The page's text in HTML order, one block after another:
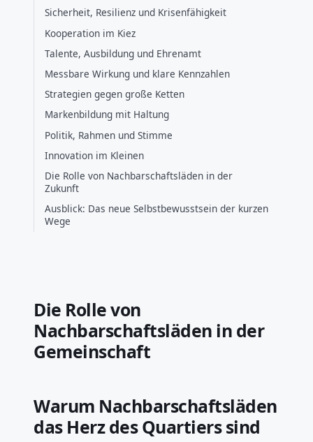
Sicherheit, Resilienz und Krisenfähigkeit
Kooperation im Kiez
Talente, Ausbildung und Ehrenamt
Messbare Wirkung und klare Kennzahlen
Strategien gegen große Ketten
Markenbildung mit Haltung
Politik, Rahmen und Stimme
Innovation im Kleinen
Die Rolle von Nachbarschaftsläden in der
Zukunft
Ausblick: Das neue Selbstbewusstsein der kurzen
Wege
Die Rolle von
Nachbarschaftsläden in der
Gemeinschaft
Warum Nachbarschaftsläden
das Herz des Quartiers sind